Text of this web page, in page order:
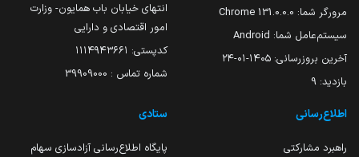
مرورگر شما: 131.0.0.0 Chrome
سیستم‌عامل شما: Android
آخرین بروزرسانی: ۱۴۰۵-۰۱-۲۴
بازدید: 9
انتهای خیابان باب همایون- وزارت
امور اقتصادی و دارایی
کدپستی: ۱۱۱۴۹۴۳۶۶۱
شماره تماس : 39909000
اطلاع‌رسانی
راهبرد مشارکتی
ستادی
پایگاه اطلاع‌رسانی آزادسازی سهام